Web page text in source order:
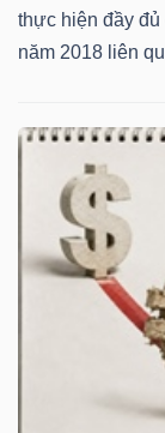
thực hiện đầy đủ
năm 2018 liên